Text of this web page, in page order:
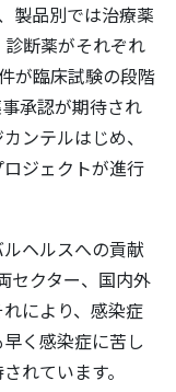
製品別では治療薬
断薬がそれぞれ
が臨床試験の段階
承認が期待され
ンテルはじめ、
ジェクトが進行
ヘルスへの貢献
セクター、国内外
により、感染症
く感染症に苦し
れています。